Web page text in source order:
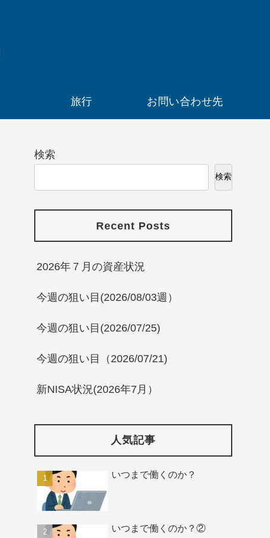
旅行 お問い合わせ先
検索
検索
Recent Posts
2026年７月の資産状況
今週の狙い目(2026/08/03週）
今週の狙い目(2026/07/25)
今週の狙い目（2026/07/21)
新NISA状況(2026年7月）
人気記事
いつまで働くのか？
いつまで働くのか？②